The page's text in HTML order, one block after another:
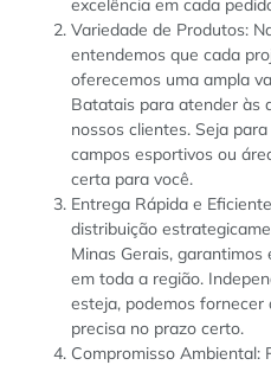
excelência em cada
Variedade de Produtos:
entendemos que cada
oferecemos uma ampla
Batatais para atender às
nossos clientes. Seja
campos esportivos ou
certa para você.
Entrega Rápida e
distribuição
Minas Gerais,
em toda a região.
esteja, podemos
precisa no prazo certo.
Compromisso Ambiental: